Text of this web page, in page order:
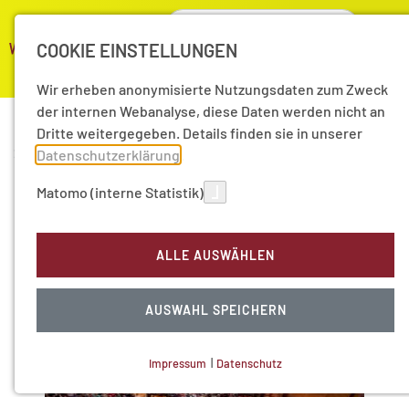
28.11.2018 | Aktuelle Nachrichten
Hamburger Horizonte
2018: Ich am Ende. Am
Ende Ich.
COOKIE EINSTELLUNGEN
Wir erheben anonymisierte Nutzungsdaten zum Zweck
der internen Webanalyse, diese Daten werden nicht an
Dritte weitergegeben. Details finden sie in unserer
Datenschutzerklärung
Matomo (interne Statistik)
ALLE AUSWÄHLEN
AUSWAHL SPEICHERN
Impressum | Datenschutz